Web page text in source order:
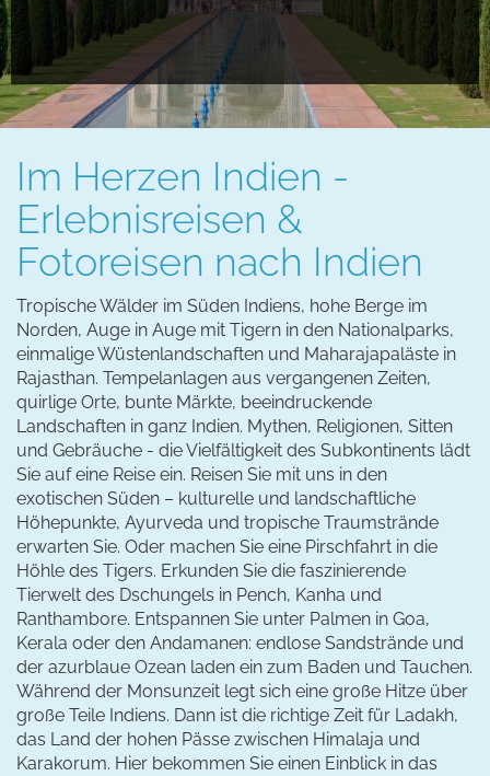
Informieren Reservieren
Im Herzen Indien -
Erlebnisreisen &
Fotoreisen nach Indien
Tropische Wälder im Süden Indiens, hohe Berge im
Norden, Auge in Auge mit Tigern in den Nationalparks,
einmalige Wüstenlandschaften und Maharajapaläste in
Rajasthan. Tempelanlagen aus vergangenen Zeiten,
quirlige Orte, bunte Märkte, beeindruckende
Landschaften in ganz Indien. Mythen, Religionen, Sitten
und Gebräuche - die Vielfältigkeit des Subkontinents lädt
Sie auf eine Reise ein. Reisen Sie mit uns in den
exotischen Süden – kulturelle und landschaftliche
Höhepunkte, Ayurveda und tropische Traumstrände
erwarten Sie. Oder machen Sie eine Pirschfahrt in die
Höhle des Tigers. Erkunden Sie die faszinierende
Tierwelt des Dschungels in Pench, Kanha und
Ranthambore. Entspannen Sie unter Palmen in Goa,
Kerala oder den Andamanen: endlose Sandstrände und
der azurblaue Ozean laden ein zum Baden und Tauchen.
Während der Monsunzeit legt sich eine große Hitze über
große Teile Indiens. Dann ist die richtige Zeit für Ladakh,
das Land der hohen Pässe zwischen Himalaja und
Karakorum. Hier bekommen Sie einen Einblick in das